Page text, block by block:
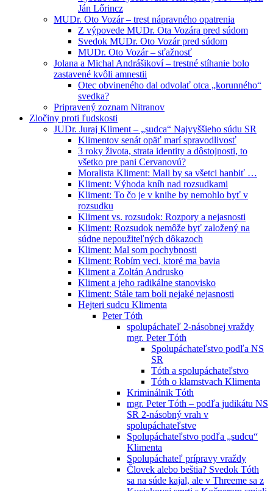
Ján Lőrincz
MUDr. Oto Vozár – trest nápravného opatrenia
Z výpovede MUDr. Ota Vozára pred súdom
Svedok MUDr. Oto Vozár pred súdom
MUDr. Oto Vozár – sťažnosť
Jolana a Michal Andrášikoví – trestné stíhanie bolo
zastavené kvôli amnestii
Otec obvineného dal odvolať otca „korunného“
svedka?
Pripravený zoznam Nitranov
Zločiny proti ľudskosti
JUDr. Juraj Kliment – „sudca“ Najvyššieho súdu SR
Klimentov senát opäť marí spravodlivosť
3 roky života, strata identity a dôstojnosti, to
všetko pre pani Cervanovú?
Moralista Kliment: Mali by sa všetci hanbiť …
Kliment: Výhoda kníh nad rozsudkami
Kliment: To čo je v knihe by nemohlo byť v
rozsudku
Kliment vs. rozsudok: Rozpory a nejasnosti
Kliment: Rozsudok nemôže byť založený na
súdne nepoužiteľných dôkazoch
Kliment: Mal som pochybnosti
Kliment: Robím veci, ktoré ma bavia
Kliment a Zoltán Andrusko
Kliment a jeho radikálne stanovisko
Kliment: Stále tam boli nejaké nejasnosti
Hejteri sudcu Klimenta
Peter Tóth
spolupáchateľ 2-násobnej vraždy
mgr. Peter Tóth
Spolupáchateľstvo podľa NS
SR
Tóth a spolupáchateľstvo
Tóth o klamstvach Klimenta
Kriminálnik Tóth
mgr. Peter Tóth – podľa judikátu NS
SR 2-násobný vrah v
spolupáchateľstve
Spolupáchateľstvo podľa „sudcu“
Klimenta
Spolupáchateľ prípravy vraždy
Človek alebo beštia? Svedok Tóth
sa na súde kajal, ale v Threeme sa z